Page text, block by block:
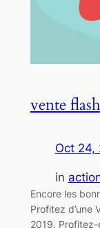
vente
Oct 24,
in
Encore les
Profitez d’une
2019.